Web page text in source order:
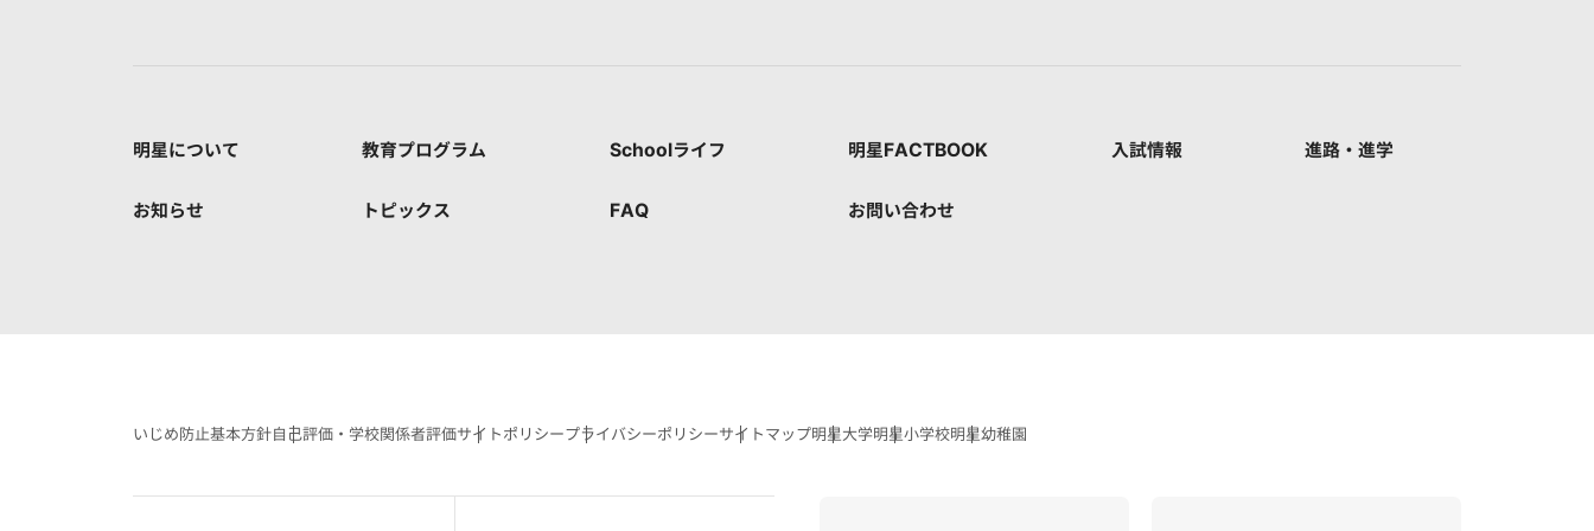
明星について 教育プログラム Schoolライフ 明星FACTBOOK 入試情報 進路・進学
お知らせ トピックス FAQ お問い合わせ
いじめ防止基本方針自己評価・学校関係者評価サイトポリシープライバシーポリシーサイトマップ明星大学明星小学校明星幼稚園